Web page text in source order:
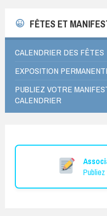
FÊTES ET
CALENDRIER DES FÊTES
EXPOSITION
PUBLIEZ VOTRE
CALENDRIER